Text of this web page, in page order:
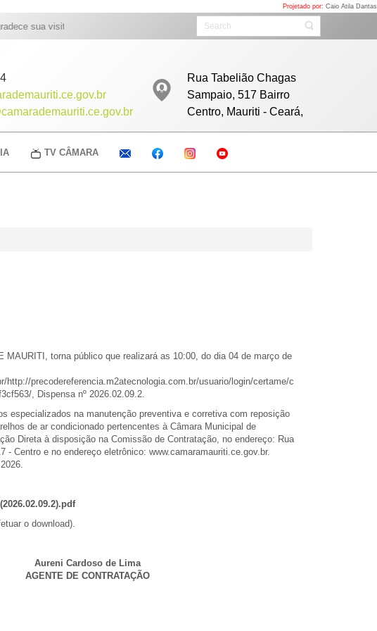
Projetado por: Caio Atila Dantas
sua visita. Acompanhe as sessões ao vivo todos as Sextas com início as 08h clicando
Rua Tabelião Chagas
Sampaio, 517 Bairro
Centro, Mauriti - Ceará,
TV CÂMARA
MAURITI, torna público que realizará as 10:00, do dia 04 de março de
http://precodereferencia.m2atecnologia.com.br/usuario/login/certame/c
, Dispensa nº 2026.02.09.2.
especializados na manutenção preventiva e corretiva com reposição
de ar condicionado pertencentes à Câmara Municipal de
Direta à disposição na Comissão de Contratação, no endereço: Rua
- Centro e no endereço eletrônico: www.camaramauriti.ce.gov.br.
o download).
Aureni Cardoso de Lima
AGENTE DE CONTRATAÇÃO